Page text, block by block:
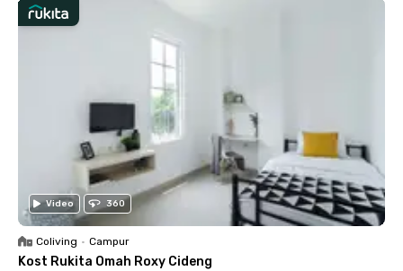
Video 360
Coliving • Campur
Kost Rukita Omah Roxy Cideng